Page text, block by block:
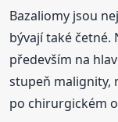
Bazaliomy jsou
bývají také četné.
především na
stupeň malignity,
po chirurgickém